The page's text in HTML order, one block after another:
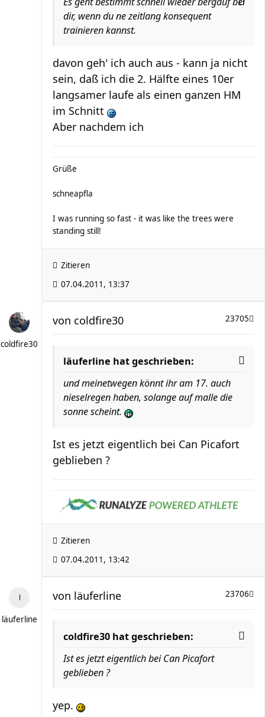
dir, wenn du ne zeitlang konsequent
trainieren kannst.
davon geh' ich auch aus - kann ja nicht
sein, daß ich die 2. Hälfte eines 10er
langsamer laufe als einen ganzen HM
im Schnitt
Aber nachdem ich
Grüße
schneapfla
I was running so fast - it was like the trees were
standing still!
Zitieren
07.04.2011, 13:37
coldfire30
23705
von coldfire30
läuferline hat geschrieben:
und meinetwegen könnt ihr am 17. auch
nieselregen haben, solange auf malle die
sonne scheint.
Ist es jetzt eigentlich bei Can Picafort
geblieben ?
Zitieren
07.04.2011, 13:42
läuferline
23706
von läuferline
coldfire30 hat geschrieben:
Ist es jetzt eigentlich bei Can Picafort
geblieben ?
yep.